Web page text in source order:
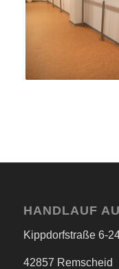
HANDLAUF
Kippdorfstraße 6-
42857 Remscheid